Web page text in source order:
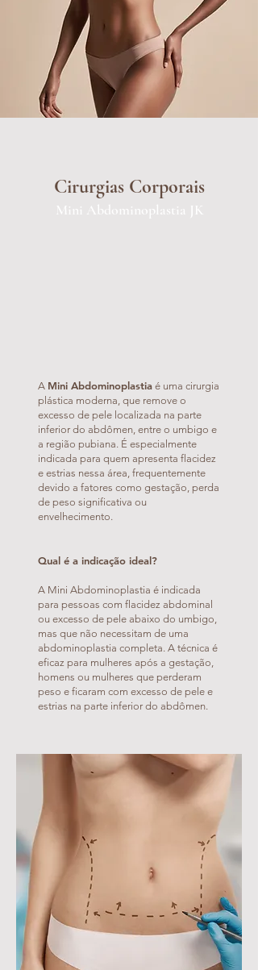
Mini Abdominoplastia JK
Cirurgias Corporais
A Mini Abdominoplastia é uma cirurgia
plástica moderna, que remove o
excesso de pele localizada na parte
inferior do abdômen, entre o umbigo e
a região pubiana. É especialmente
indicada para quem apresenta flacidez
e estrias nessa área, frequentemente
devido a fatores como gestação, perda
de peso significativa ou
envelhecimento.
Qual é a indicação ideal?
A Mini Abdominoplastia é indicada
para pessoas com flacidez abdominal
ou excesso de pele abaixo do umbigo,
mas que não necessitam de uma
abdominoplastia completa. A técnica é
eficaz para mulheres após a gestação,
homens ou mulheres que perderam
peso e ficaram com excesso de pele e
estrias na parte inferior do abdômen.